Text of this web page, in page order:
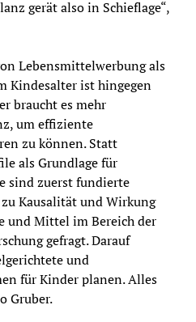
gerät also in Schieflage“,
Lebensmittelwerbung als
Kindesalter ist hingegen
braucht es mehr
um effiziente
zu können. Statt
als Grundlage für
sind zuerst fundierte
Kausalität und Wirkung
und Mittel im Bereich der
gefragt. Darauf
und
für Kinder planen. Alles
Gruber.